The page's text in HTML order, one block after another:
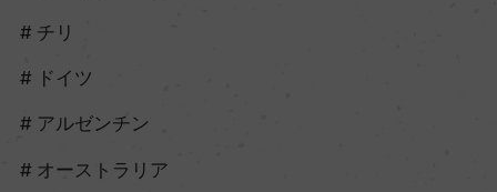
チリ
ドイツ
アルゼンチン
オーストラリア